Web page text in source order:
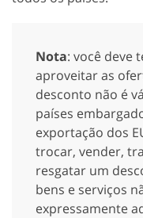
Nota: você deve
aproveitar as
desconto não é
países
exportação dos
trocar, vender,
resgatar um
bens e serviços
expressamente